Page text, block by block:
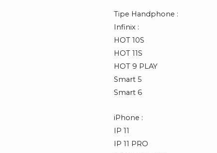
Tipe Handphone :
Infinix :
HOT 10S
HOT 11S
HOT 9 PLAY
Smart 5
Smart 6
iPhone :
IP 11
IP 11 PRO